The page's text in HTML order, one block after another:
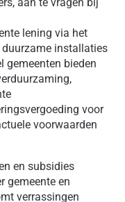
lening via het
installaties
gemeenten bieden
voor
voorwaarden
en subsidies
gemeente en
verrassingen